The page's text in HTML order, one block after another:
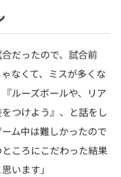
だったので、試合前
なくて、ミスが多くな
ルーズボールや、リア
つけよう』、と話をし
ム中は難しかったので
ころにこだわった結果
います」